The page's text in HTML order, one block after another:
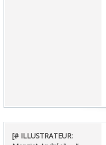
‎[# ILLUSTRATEUR: